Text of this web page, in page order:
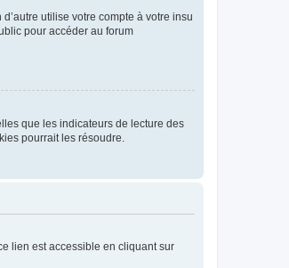
utilise votre compte à votre insu
pour accéder au forum
que les indicateurs de lecture des
pourrait les résoudre.
lien est accessible en cliquant sur